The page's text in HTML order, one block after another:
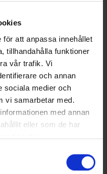
för att anpassa innehållet
tillhandahålla funktioner
vår trafik. Vi
och annan
sociala medier och
vi samarbetar med.
med annan
eller som de har
tjänster.
Merinoull Underställ Hunting Dam
4170
kr